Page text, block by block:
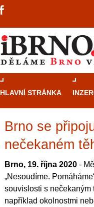
HLAVNÍ STRÁNKA
Brno se
nečekaném
Brno, 19. října 2020 -
„Nesoudíme.
souvislosti s nečekaným
například okolnostmi